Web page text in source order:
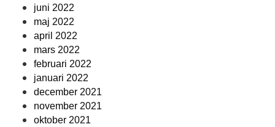
juni 2022
maj 2022
april 2022
mars 2022
februari 2022
januari 2022
december 2021
november 2021
oktober 2021